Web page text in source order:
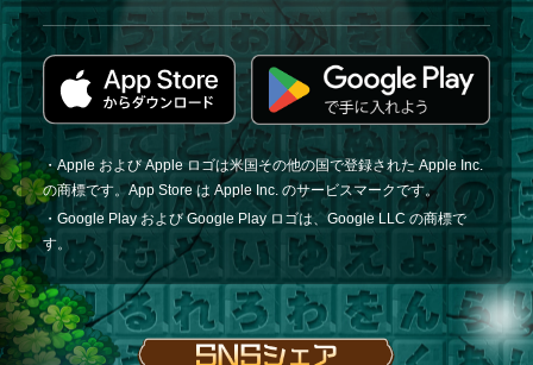
・Apple および Apple ロゴは米国その他の国で登録された Apple Inc.
の商標です。App Store は Apple Inc. のサービスマークです。
・Google Play および Google Play ロゴは、Google LLC の商標で
す。